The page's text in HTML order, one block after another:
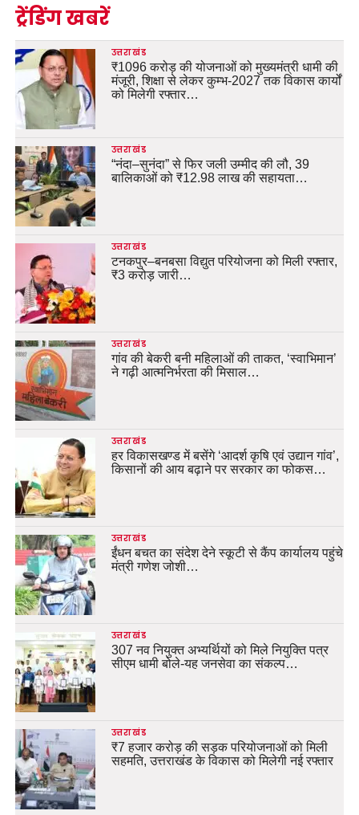
ट्रेंडिंग खबरें
उत्तराखंड
₹1096 करोड़ की योजनाओं को मुख्यमंत्री धामी की
मंजूरी, शिक्षा से लेकर कुम्भ-2027 तक विकास कार्यों
को मिलेगी रफ्तार…
उत्तराखंड
“नंदा–सुनंदा” से फिर जली उम्मीद की लौ, 39
बालिकाओं को ₹12.98 लाख की सहायता…
उत्तराखंड
टनकपुर–बनबसा विद्युत परियोजना को मिली रफ्तार,
₹3 करोड़ जारी…
उत्तराखंड
गांव की बेकरी बनी महिलाओं की ताकत, ‘स्वाभिमान’
ने गढ़ी आत्मनिर्भरता की मिसाल…
उत्तराखंड
हर विकासखण्ड में बसेंगे ‘आदर्श कृषि एवं उद्यान गांव’,
किसानों की आय बढ़ाने पर सरकार का फोकस…
उत्तराखंड
ईंधन बचत का संदेश देने स्कूटी से कैंप कार्यालय पहुंचे
मंत्री गणेश जोशी…
उत्तराखंड
307 नव नियुक्त अभ्यर्थियों को मिले नियुक्ति पत्र
सीएम धामी बोले-यह जनसेवा का संकल्प…
उत्तराखंड
₹7 हजार करोड़ की सड़क परियोजनाओं को मिली
सहमति, उत्तराखंड के विकास को मिलेगी नई रफ्तार